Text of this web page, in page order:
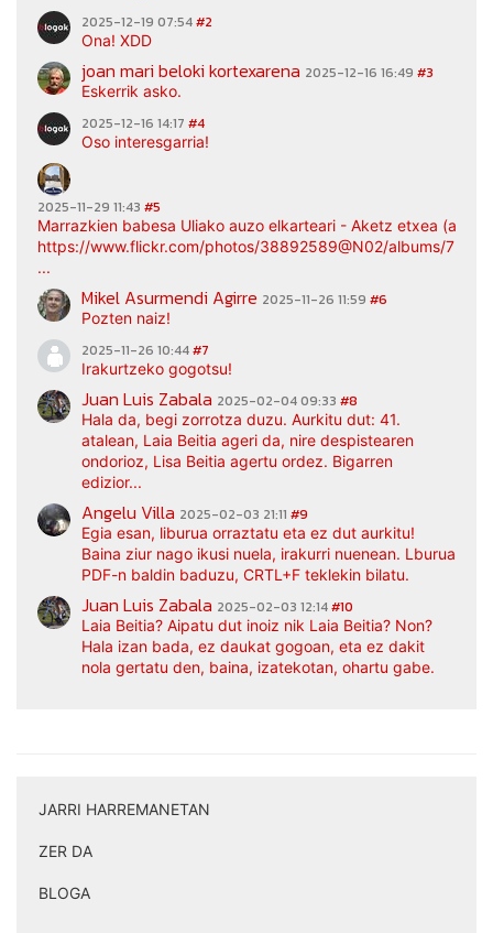
2025-12-19 07:54#2
Ona! XDD
joan mari beloki kortexarena 2025-12-16 16:49 #3
Eskerrik asko.
2025-12-16 14:17 #4
Oso interesgarria!
2025-11-29 11:43 #5
Marrazkien babesa Uliako auzo elkarteari - Aketz etxea
https://www.flickr.com/photos/38892589@N02/albums/
...
Mikel Asurmendi Agirre 2025-11-26 11:59 #6
Pozten naiz!
2025-11-26 10:44#7
Irakurtzeko gogotsu!
Juan Luis Zabala 2025-02-04 09:33 #8
Hala da, begi zorrotza duzu. Aurkitu dut: 41.
atalean, Laia Beitia ageri da, nire despistearen
ondorioz, Lisa Beitia agertu ordez. Bigarren
edizior...
Angelu Villa 2025-02-03 21:11 #9
Egia esan, liburua orraztatu eta ez dut aurkitu!
Baina ziur nago ikusi nuela, irakurri nuenean. Lburua
PDF-n baldin baduzu, CRTL+F teklekin bilatu.
Juan Luis Zabala 2025-02-03 12:14#10
Laia Beitia? Aipatu dut inoiz nik Laia Beitia? Non?
Hala izan bada, ez daukat gogoan, eta ez dakit
nola gertatu den, baina, izatekotan, ohartu gabe.
JARRI HARREMANETAN
ZER DA
BLOGA